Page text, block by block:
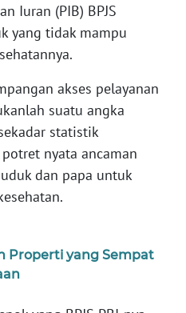
Iuran (PIB) BPJS
yang tidak mampu
akses pelayanan
suatu angka
statistik
nyata ancaman
dan papa untuk
Properti yang Sempat